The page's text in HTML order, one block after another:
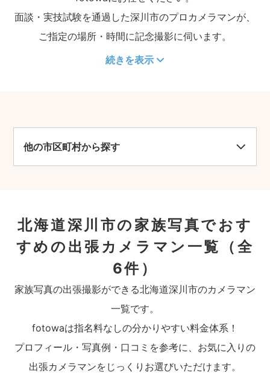
面談・実技試験を通過した深川市のプロカメラマンが、
ご指定の場所・時間に記念撮影に伺います。
続きを表示
他の市区町村から探す
北海道深川市の家族写真でおす
すめの出張カメラマン一覧
（全
6件）
家族写真の出張撮影ができる北海道深川市のカメラマン
一覧です。
fotowaは指名料なしの分かりやすい料金体系！
プロフィール・写真例・口コミを参考に、お気に入りの
出張カメラマンをじっくりお選びいただけます。